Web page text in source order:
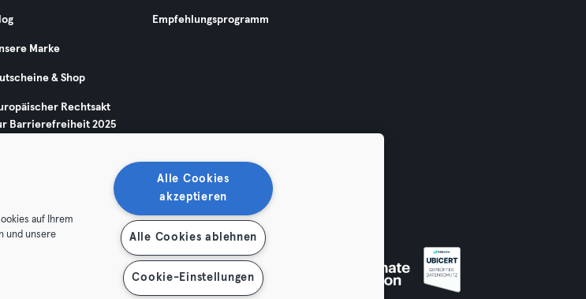
Marke
& Shop
Rechtsakt
Barrierefreiheit 2025
Empfehlungsprogramm
Vertrag hier kündigen Hier Verträge widerrufen
auf Ihrem
und unsere
Alle Cookies
akzeptieren
Alle Cookies ablehnen
Cookie-Einstellungen